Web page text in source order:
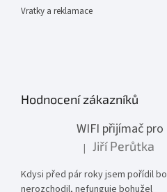
Vratky a reklamace
Hodnocení zákazníků
WIFI přijímač
Hodnocení produktu
| Jiří Perůtka
Kdysi před pár roky jsem pořídil